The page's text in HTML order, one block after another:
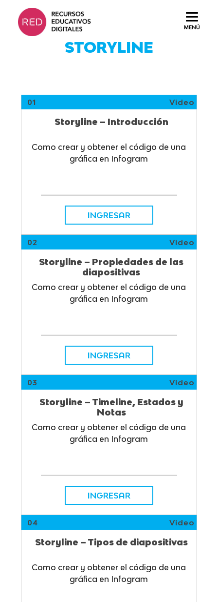
MENÚ
Saltar
contenido.
STORYLINE
01 Video
Storyline – Introducción
Como crear y obtener el código de una
gráfica en Infogram
INGRESAR
02 Video
Storyline – Propiedades de las
diapositivas
Como crear y obtener el código de una
gráfica en Infogram
INGRESAR
03 Video
Storyline – Timeline, Estados y
Notas
Como crear y obtener el código de una
gráfica en Infogram
INGRESAR
04 Video
Storyline – Tipos de diapositivas
Como crear y obtener el código de una
gráfica en Infogram